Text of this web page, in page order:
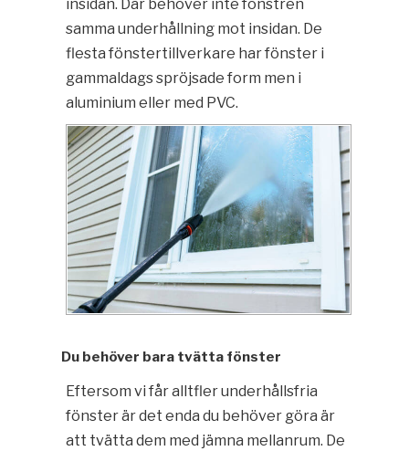
insidan. Där behöver inte fönstren
samma underhållning mot insidan. De
flesta fönstertillverkare har fönster i
gammaldags spröjsade form men i
aluminium eller med PVC.
Du behöver bara tvätta fönster
Eftersom vi får alltfler underhållsfria
fönster är det enda du behöver göra är
att tvätta dem med jämna mellanrum. De